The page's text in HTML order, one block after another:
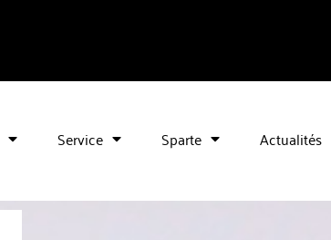
Service Sparte Actualités